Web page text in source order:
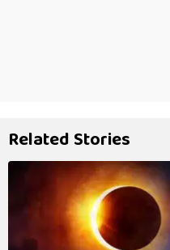
Related Stories